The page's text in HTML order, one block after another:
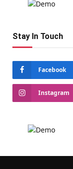
Stay In Touch
Facebook
Instagram